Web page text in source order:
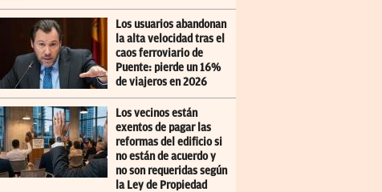
Los usuarios abandonan
la alta velocidad tras el
caos ferroviario de
Puente: pierde un 16%
de viajeros en 2026
Los vecinos están
exentos de pagar las
reformas del edificio si
no están de acuerdo y
no son requeridas según
la Ley de Propiedad